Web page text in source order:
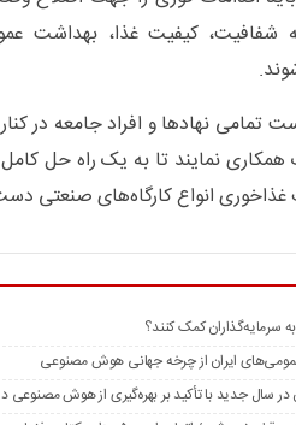
به شفافیت، کیفیت غذا، بهداشت
تمامی نهادها و افراد جامعه در
نمایند تا به یک راه حل
انواع کارگاه‌های صنعتی
سرمایه‌گذاران کمک کنند؟
ایران از چرخه جهانی هوش مصنوعی
در سال جدید با تأکید بر بهره‌گیری از هوش مصنوعی